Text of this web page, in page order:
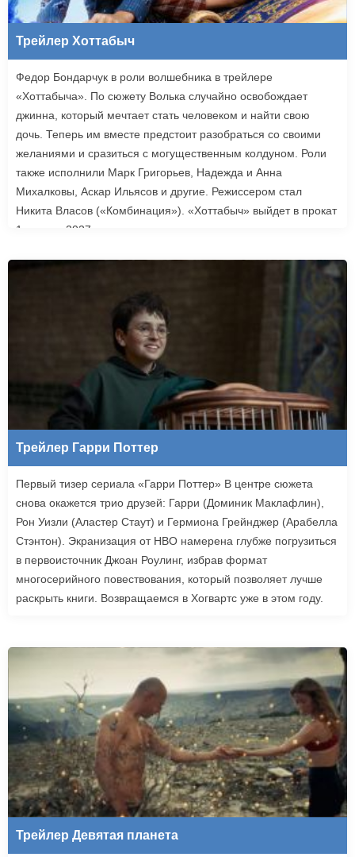
Трейлер Хоттабыч
Федор Бондарчук в роли волшебника в трейлере
«Хоттабыча». По сюжету Волька случайно освобождает
джинна, который мечтает стать человеком и найти свою
дочь. Теперь им вместе предстоит разобраться со своими
желаниями и сразиться с могущественным колдуном. Роли
также исполнили Марк Григорьев, Надежда и Анна
Михалковы, Аскар Ильясов и другие. Режиссером стал
Никита Власов («Комбинация»). «Хоттабыч» выйдет в прокат
1 января 2027 года.
Трейлер Гарри Поттер
Первый тизер сериала «Гарри Поттер» В центре сюжета
снова окажется трио друзей: Гарри (Доминик Маклафлин),
Рон Уизли (Аластер Стаут) и Гермиона Грейнджер (Арабелла
Стэнтон). Экранизация от HBO намерена глубже погрузиться
в первоисточник Джоан Роулинг, избрав формат
многосерийного повествования, который позволяет лучше
раскрыть книги. Возвращаемся в Хогвартс уже в этом году.
Трейлер Девятая планета